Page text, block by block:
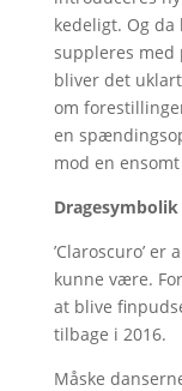
kedeligt. Og
suppleres
bliver det
om
en
mod en
Dragesymbolik
’Claroscuro’
kunne være.
at blive
tilbage i 2016.
Måske